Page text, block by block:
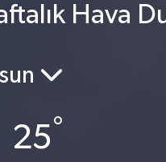
Hava
25°